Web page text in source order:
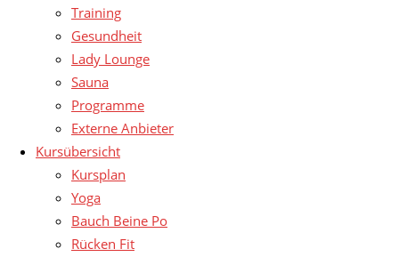
Training
Gesundheit
Lady Lounge
Sauna
Programme
Externe Anbieter
Kursübersicht
Kursplan
Yoga
Bauch Beine Po
Rücken Fit